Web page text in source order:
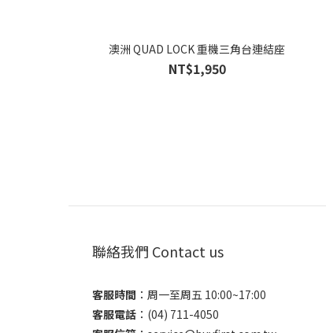
澳洲 QUAD LOCK 重機三角台連結座
NT$1,950
聯絡我們 Contact us
客服時間 ：​周一至周五 10:00~17:00
客服電話 ​：(04) 711-4050